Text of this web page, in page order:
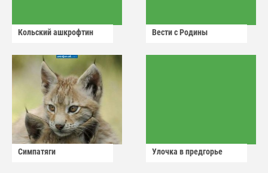
Кольский ашкрофтин Вести с Родины
Симпатяги Улочка в предгорье